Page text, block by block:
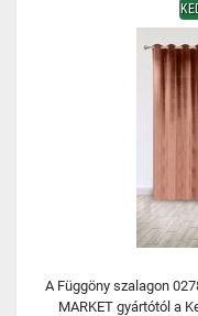
A Függöny szalagon
MARKET gyártótól a